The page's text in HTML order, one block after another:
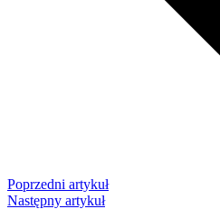
Poprzedni artykuł
Następny artykuł